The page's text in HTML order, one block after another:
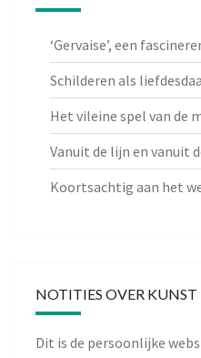
‘Gervaise’, een
Schilderen als
Het vileine spel van de
Vanuit de lijn en vanuit
Koortsachtig aan het
NOTITIES OVER KUNST
Dit is de persoonlijke